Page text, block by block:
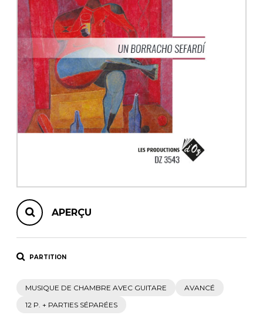
AUTRES PRODUITS
APERÇU
PARTITION
MUSIQUE DE CHAMBRE AVEC GUITARE
AVANCÉ
12 P. + PARTIES SÉPARÉES